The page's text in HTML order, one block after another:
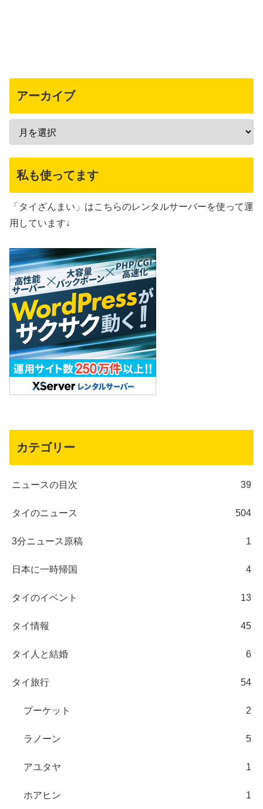
アーカイブ
私も使ってます
「タイざんまい」はこちらのレンタルサーバーを使って運
用しています↓
カテゴリー
ニュースの目次 39
タイのニュース 504
3分ニュース原稿 1
日本に一時帰国 4
タイのイベント 13
タイ情報 45
タイ人と結婚 6
タイ旅行 54
プーケット 2
ラノーン 5
アユタヤ 1
ホアヒン 1